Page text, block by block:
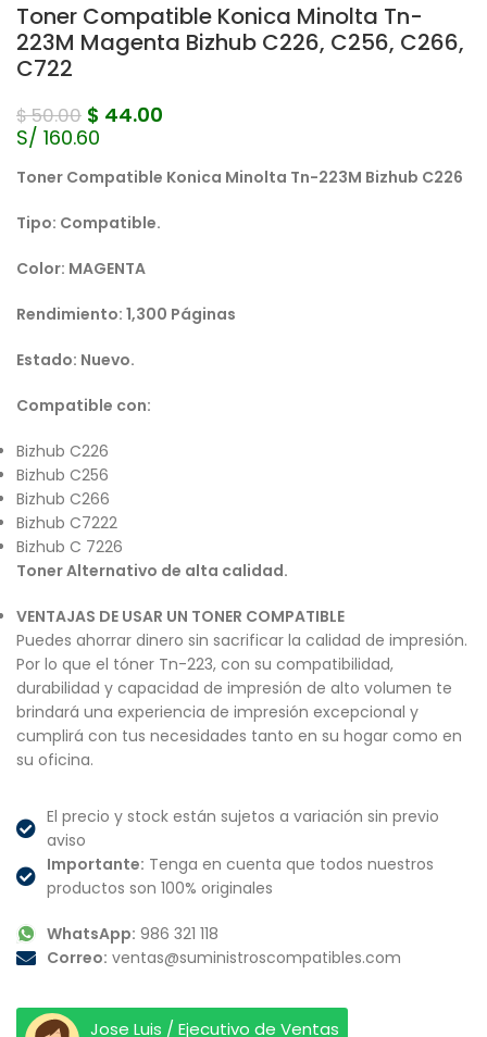
Toner Compatible Konica Minolta Tn-
223M Magenta Bizhub C226, C256, C266,
C722
$50.00 $ 44.00
S/ 160.60
Toner Compatible Konica Minolta Tn-223M Bizhub C226
Tipo: Compatible.
Color: MAGENTA
Rendimiento: 1,300 Páginas
Estado: Nuevo.
Compatible con:
Bizhub C226
Bizhub C256
Bizhub C266
Bizhub C7222
Bizhub C 7226
Toner Alternativo de alta calidad.
VENTAJAS DE USAR UN TONER COMPATIBLE
Puedes ahorrar dinero sin sacrificar la calidad de impresión.
Por lo que el tóner Tn-223, con su compatibilidad,
durabilidad y capacidad de impresión de alto volumen te
brindará una experiencia de impresión excepcional y
cumplirá con tus necesidades tanto en su hogar como en
su oficina.
El precio y stock están sujetos a variación sin previo
aviso
Importante: Tenga en cuenta que todos nuestros
productos son 100% originales
WhatsApp: 986 321 118
Correo: ventas@suministroscompatibles.com
Jose Luis / Ejecutivo de Ventas